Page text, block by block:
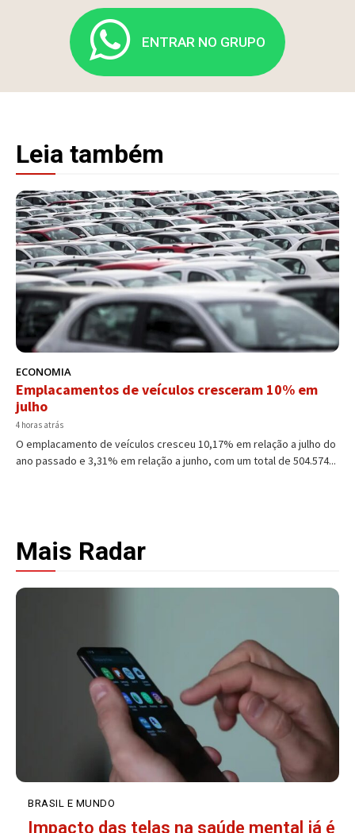
ENTRAR NO GRUPO
Leia também
ECONOMIA
Emplacamentos de veículos cresceram 10% em
julho
4 horas atrás
O emplacamento de veículos cresceu 10,17% em relação a julho do
ano passado e 3,31% em relação a junho, com um total de 504.574...
Mais Radar
BRASIL E MUNDO
Impacto das telas na saúde mental já é